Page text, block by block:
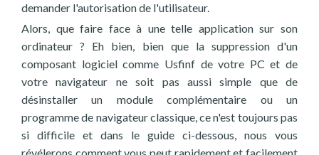
demander l'autorisation de l'utilisateur.
Alors, que faire face à une telle application sur son
ordinateur ? Eh bien, bien que la suppression d'un
composant logiciel comme Usfinf de votre PC et de
votre navigateur ne soit pas aussi simple que de
désinstaller un module complémentaire ou un
programme de navigateur classique, ce n'est toujours pas
si difficile et dans le guide ci-dessous, nous vous